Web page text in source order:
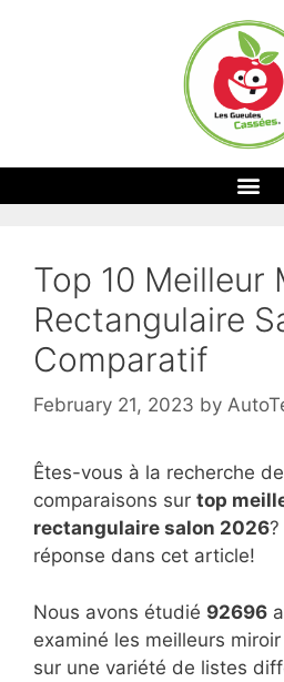
Top 10 Meilleur
Rectangulaire
Comparatif
February 21, 2023 by
Êtes-vous à la recherche
comparaisons sur top
rectangulaire salon 2026
réponse dans cet article!
Nous avons étudié 92696
examiné les meilleurs
sur une variété de listes